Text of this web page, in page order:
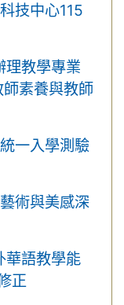
技中心115
理教學專業
素養與教師
一入學測驗
術與美感深
華語教學能
正